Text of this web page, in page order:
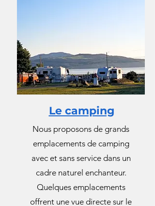
Le camping
Nous proposons de grands
emplacements de camping
avec et sans service dans un
cadre naturel enchanteur.
Quelques emplacements
offrent une vue directe sur le